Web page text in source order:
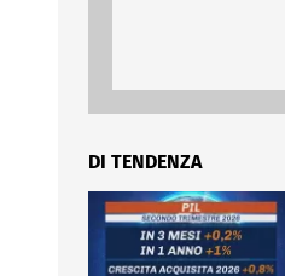
DI TENDENZA